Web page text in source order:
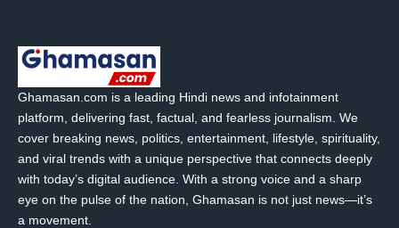
Ghamasan.com is a leading Hindi news and infotainment
platform, delivering fast, factual, and fearless journalism. We
cover breaking news, politics, entertainment, lifestyle, spirituality,
and viral trends with a unique perspective that connects deeply
with today’s digital audience. With a strong voice and a sharp
eye on the pulse of the nation, Ghamasan is not just news—it’s
a movement.